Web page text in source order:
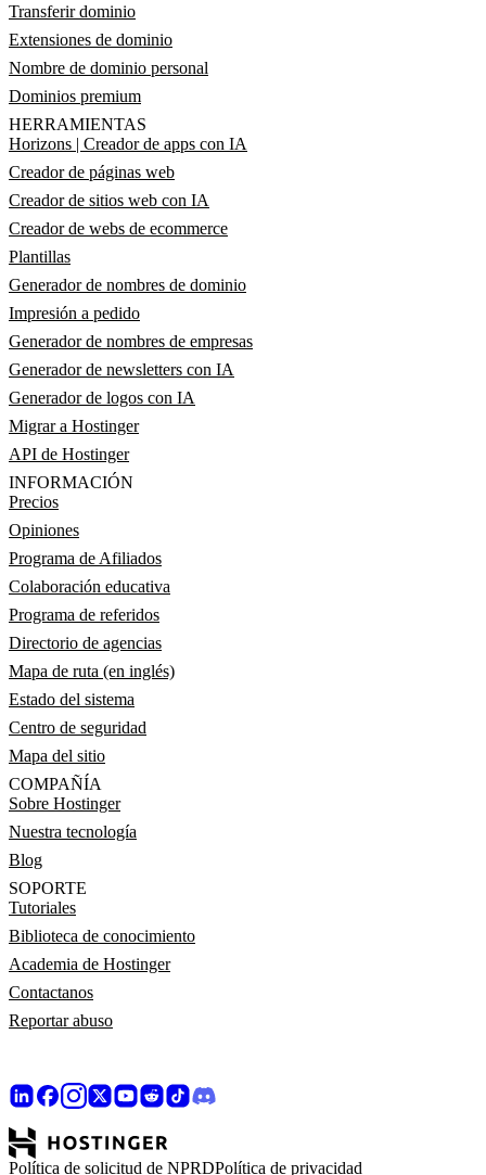
Transferir dominio
Extensiones de dominio
Nombre de dominio personal
Dominios premium
HERRAMIENTAS
Horizons | Creador de apps con IA
Creador de páginas web
Creador de sitios web con IA
Creador de webs de ecommerce
Plantillas
Generador de nombres de dominio
Impresión a pedido
Generador de nombres de empresas
Generador de newsletters con IA
Generador de logos con IA
Migrar a Hostinger
API de Hostinger
INFORMACIÓN
Precios
Opiniones
Programa de Afiliados
Colaboración educativa
Programa de referidos
Directorio de agencias
Mapa de ruta (en inglés)
Estado del sistema
Centro de seguridad
Mapa del sitio
COMPAÑÍA
Sobre Hostinger
Nuestra tecnología
Blog
SOPORTE
Tutoriales
Biblioteca de conocimiento
Academia de Hostinger
Contactanos
Reportar abuso
Política de solicitud de NPRDPolítica de privacidad